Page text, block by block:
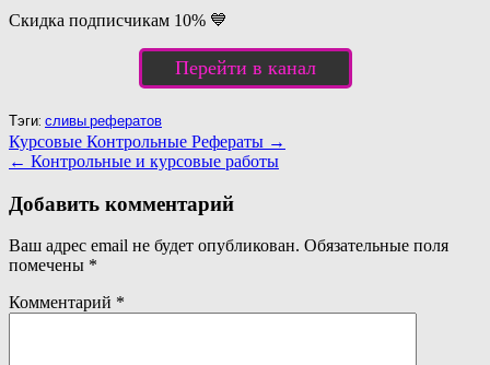
Скидка подписчикам 10% 💙
Перейти в канал
Тэги: сливы рефератов
Навигация
по
записям
Курсовые Контрольные Рефераты →
← Контрольные и курсовые работы
Добавить комментарий
Ваш адрес email не будет опубликован. Обязательные поля
помечены *
Комментарий *